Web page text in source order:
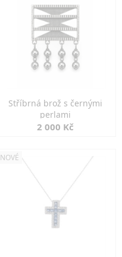
Stříbrná brož s černými
perlami
2 000 Kč
NOVÉ